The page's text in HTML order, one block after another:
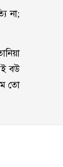
না;
বউ
তো